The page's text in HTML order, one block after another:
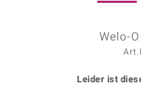
Welo-
Leider ist